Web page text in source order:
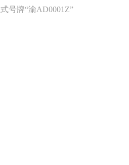
号牌“渝AD0001Z”